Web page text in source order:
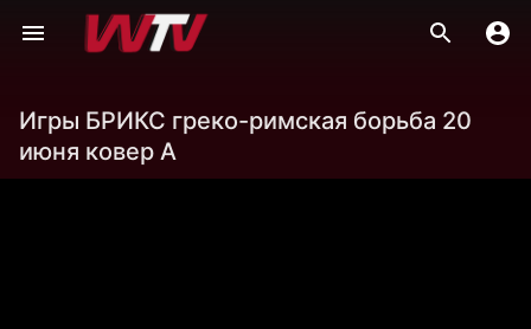
Игры БРИКС греко-римская борьба 20
июня ковер А